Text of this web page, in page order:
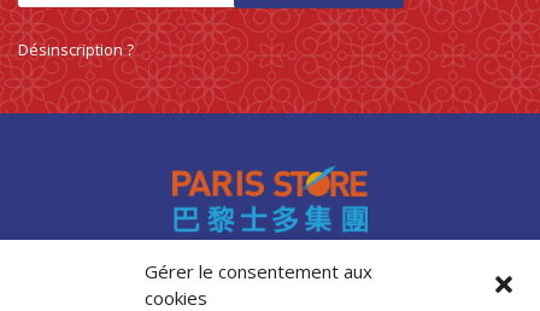
Gérer le consentement aux
cookies
Désinscription ?
Accès professionnels